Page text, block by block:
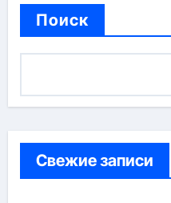
Поиск
Свежие записи